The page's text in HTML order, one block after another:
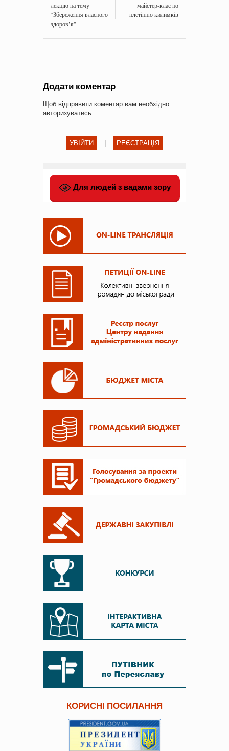
лекцію на тему
“Збереження власного
здоров’я”
майстер-клас по
плетінню килимків
Додати коментар
Щоб відправити коментар вам необхідно
авторизуватись.
УВІЙТИ РЕЄСТРАЦІЯ
Для людей з вадами зору
КОРИСНІ ПОСИЛАННЯ